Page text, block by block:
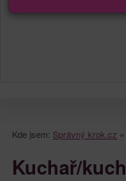
Kde jsem: Správný krok.cz »
Kuchař/